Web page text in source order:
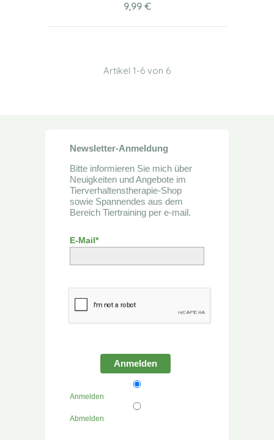
9,99 €
Artikel 1-6 von 6
Newsletter-Anmeldung
Bitte informieren Sie mich über
Neuigkeiten und Angebote im
Tierverhaltenstherapie-Shop
sowie Spannendes aus dem
Bereich Tiertraining per e-mail.
E-Mail*
Anmelden
Anmelden
Abmelden